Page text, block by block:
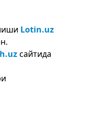
Lotin.uz
сайтида